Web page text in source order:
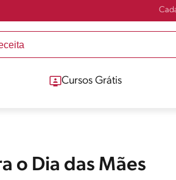
Cursos Grátis
o Dia das Mães